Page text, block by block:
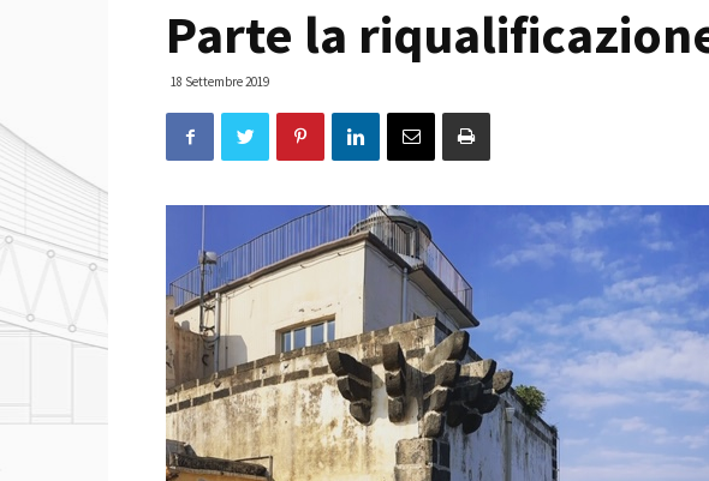
Parte la
18 Settembre 2019